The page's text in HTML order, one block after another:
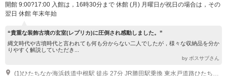
開館 9:00?17:00 入館は，16時30分まで 休館 (月) 月曜日が祝日の場合は，その
翌日 休館 年末年始
“貴重な装飾古墳の玄室(レプリカ)に圧倒され感動しました。”
縄文時代や古墳時代と言われても何も分からない二人でしたが，様々な収納品を分か
りやすく解説していただき...
by ボスサブさん